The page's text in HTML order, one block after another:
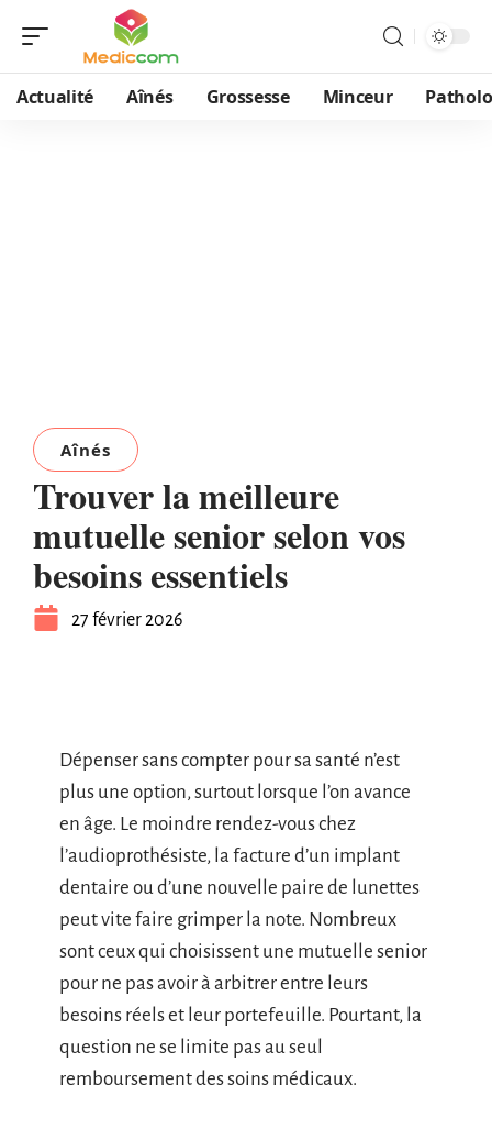
Actualité Aînés Grossesse Minceur
Aînés
Trouver la meilleure
mutuelle senior selon vos
besoins essentiels
27 février 2026
Dépenser sans compter pour sa santé n’est
plus une option, surtout lorsque l’on avance
en âge. Le moindre rendez-vous chez
l’audioprothésiste, la facture d’un implant
dentaire ou d’une nouvelle paire de lunettes
peut vite faire grimper la note. Nombreux
sont ceux qui choisissent une mutuelle senior
pour ne pas avoir à arbitrer entre leurs
besoins réels et leur portefeuille. Pourtant, la
question ne se limite pas au seul
remboursement des soins médicaux.